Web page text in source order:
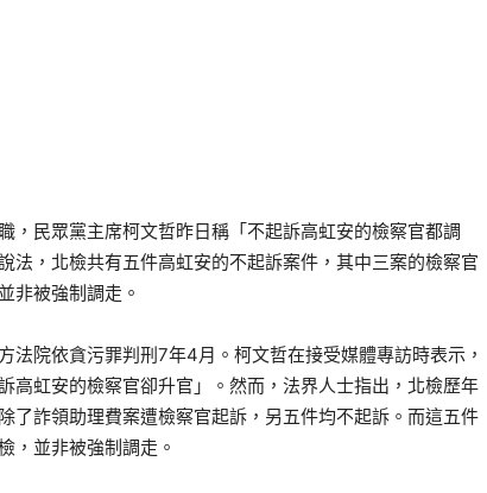
，民眾黨主席柯文哲昨日稱「不起訴高虹安的檢察官都調
法，北檢共有五件高虹安的不起訴案件，其中三案的檢察官
非被強制調走。
法院依貪污罪判刑7年4月。柯文哲在接受媒體專訪時表示，
高虹安的檢察官卻升官」。然而，法界人士指出，北檢歷年
了詐領助理費案遭檢察官起訴，另五件均不起訴。而這五件
，並非被強制調走。